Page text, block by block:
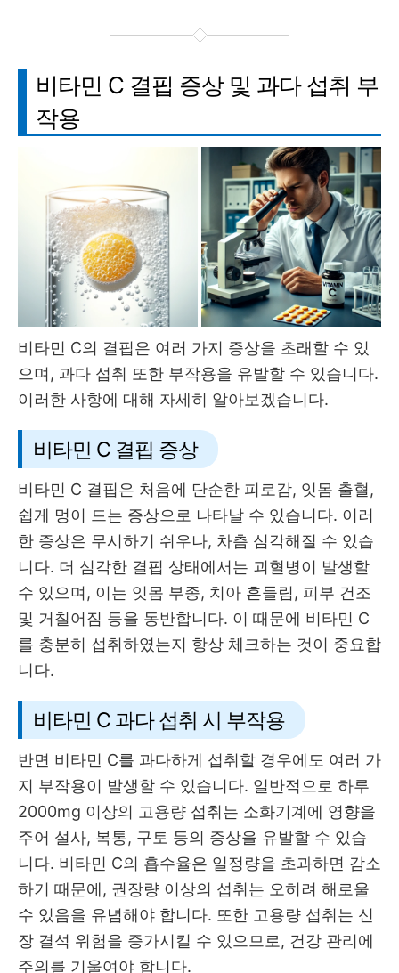
비타민 C 결핍 증상 및 과다 섭취 부
작용
비타민 C의 결핍은 여러 가지 증상을 초래할 수 있
으며, 과다 섭취 또한 부작용을 유발할 수 있습니다.
이러한 사항에 대해 자세히 알아보겠습니다.
비타민 C 결핍 증상
비타민 C 결핍은 처음에 단순한 피로감, 잇몸 출혈,
쉽게 멍이 드는 증상으로 나타날 수 있습니다. 이러
한 증상은 무시하기 쉬우나, 차츰 심각해질 수 있습
니다. 더 심각한 결핍 상태에서는 괴혈병이 발생할
수 있으며, 이는 잇몸 부종, 치아 흔들림, 피부 건조
및 거칠어짐 등을 동반합니다. 이 때문에 비타민 C
를 충분히 섭취하였는지 항상 체크하는 것이 중요합
니다.
비타민 C 과다 섭취 시 부작용
반면 비타민 C를 과다하게 섭취할 경우에도 여러 가
지 부작용이 발생할 수 있습니다. 일반적으로 하루
2000mg 이상의 고용량 섭취는 소화기계에 영향을
주어 설사, 복통, 구토 등의 증상을 유발할 수 있습
니다. 비타민 C의 흡수율은 일정량을 초과하면 감소
하기 때문에, 권장량 이상의 섭취는 오히려 해로울
수 있음을 유념해야 합니다. 또한 고용량 섭취는 신
장 결석 위험을 증가시킬 수 있으므로, 건강 관리에
주의를 기울여야 합니다.